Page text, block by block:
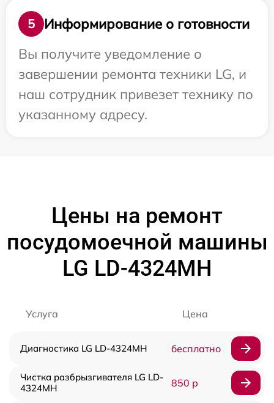
5
Информирование о готовности
Вы получите уведомление о
завершении ремонта техники LG, и
наш сотрудник привезет технику по
указанному адресу.
Цены на ремонт
посудомоечной машины
LG LD-4324MH
Услуга Цена
Диагностика LG LD-4324MH бесплатно
Чистка разбрызгивателя LG LD-
4324MH
850 р